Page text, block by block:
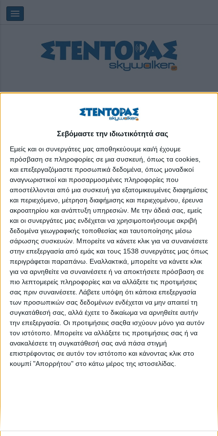
Σεβόμαστε την ιδιωτικότητά σας
Εμείς και οι συνεργάτες μας αποθηκεύουμε και/ή έχουμε
πρόσβαση σε πληροφορίες σε μια συσκευή, όπως τα cookies,
και επεξεργαζόμαστε προσωπικά δεδομένα, όπως μοναδικοί
αναγνωριστικοί και προσαρμοσμένες πληροφορίες που
αποστέλλονται από μια συσκευή για εξατομικευμένες διαφημίσεις
και περιεχόμενο, μέτρηση διαφήμισης και περιεχομένου, έρευνα
ακροατηρίου και ανάπτυξη υπηρεσιών. Με την άδειά σας, εμείς
και οι συνεργάτες μας ενδέχεται να χρησιμοποιήσουμε ακριβή
δεδομένα γεωγραφικής τοποθεσίας και ταυτοποίησης μέσω
σάρωσης συσκευών. Μπορείτε να κάνετε κλικ για να συναινέσετε
στην επεξεργασία από εμάς και τους 1538 συνεργάτες μας όπως
περιγράφεται παραπάνω. Εναλλακτικά, μπορείτε να κάνετε κλικ
για να αρνηθείτε να συναινέσετε ή να αποκτήσετε πρόσβαση σε
πιο λεπτομερείς πληροφορίες και να αλλάξετε τις προτιμήσεις
σας πριν συναινέσετε. Λάβετε υπόψη ότι κάποια επεξεργασία
των προσωπικών σας δεδομένων ενδέχεται να μην απαιτεί τη
συγκατάθεσή σας, αλλά έχετε το δικαίωμα να αρνηθείτε αυτήν
την επεξεργασία. Οι προτιμήσεις σαςθα ισχύουν μόνο για αυτόν
τον ιστότοπο. Μπορείτε να αλλάξετε τις προτιμήσεις σας ή να
ανακαλέσετε τη συγκατάθεσή σας ανά πάσα στιγμή
επιστρέφοντας σε αυτόν τον ιστότοπο και κάνοντας κλικ στο
κουμπί "Απορρήτου" στο κάτω μέρος της ιστοσελίδας.
φωτογραφική έκθεση
«23.07.18»: Σκέψεις για τη φωτογραφική έκθεση του
Βασίλη Βρεττού
Λιβάδι, κοπάδι, άνθρωπος: μια σχέση ζωής
None feed